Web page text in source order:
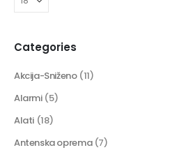
Categories
Akcija-Sniženo (11)
Alarmi (5)
Alati (18)
Antenska oprema (7)